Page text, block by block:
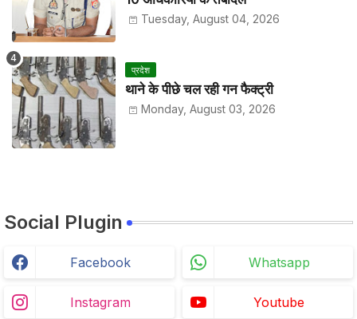
Tuesday, August 04, 2026
प्रदेश
थाने के पीछे चल रही गन फैक्ट्री
Monday, August 03, 2026
Social Plugin
Facebook Whatsapp
Instagram Youtube